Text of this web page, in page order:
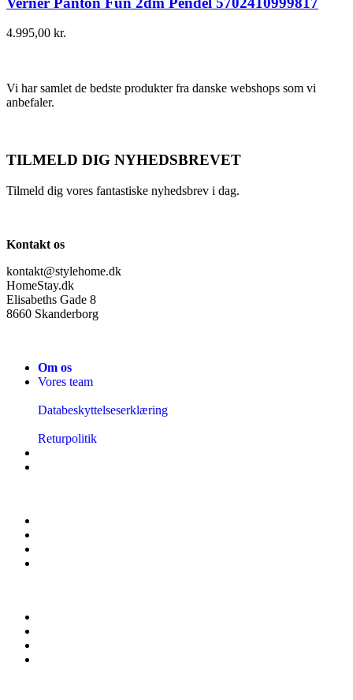
4.995,00 kr.
Vi har samlet de bedste produkter fra danske webshops som vi
anbefaler.
TILMELD DIG NYHEDSBREVET
Tilmeld dig vores fantastiske nyhedsbrev i dag.
Kontakt os
kontakt@stylehome.dk
HomeStay.dk
Elisabeths Gade 8
8660 Skanderborg
Om os
Vores team
Databeskyttelseserklæring
Returpolitik